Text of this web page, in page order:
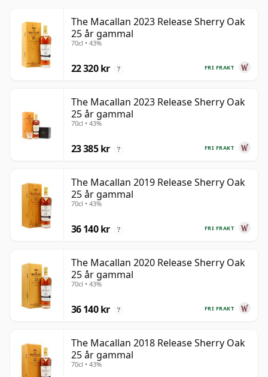
The Macallan 2023 Release Sherry Oak
25 år gammal
70cl • 43%
FRI FRAKT
22 320 kr ?
The Macallan 2023 Release Sherry Oak
25 år gammal
70cl • 43%
FRI FRAKT
23 385 kr ?
The Macallan 2019 Release Sherry Oak
25 år gammal
70cl • 43%
FRI FRAKT
36 140 kr ?
The Macallan 2020 Release Sherry Oak
25 år gammal
70cl • 43%
FRI FRAKT
36 140 kr ?
The Macallan 2018 Release Sherry Oak
25 år gammal
70cl • 43%